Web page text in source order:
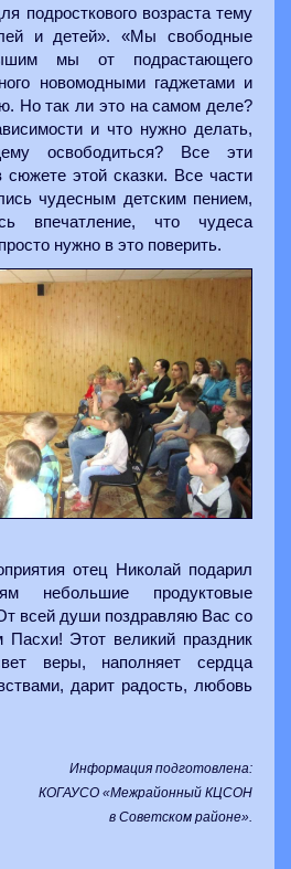
подросткового возраста тему
и детей». «Мы свободные
мы от подрастающего
новомодными гаджетами и
Но так ли это на самом деле?
и что нужно делать,
освободиться? Все эти
сюжете этой сказки. Все части
чудесным детским пением,
впечатление, что чудеса
нужно в это поверить.
отец Николай подарил
небольшие продуктовые
всей души поздравляю Вас со
Этот великий праздник
веры, наполняет сердца
дарит радость, любовь
Информация подготовлена:
КОГАУСО «Межрайонный КЦСОН
в Советском районе».